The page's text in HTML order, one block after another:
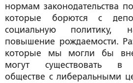
нормам законодательства
которые борются с
социальную политику,
повышение рождаемости.
которые мы могли бы
могут существовать в
обществе с либеральными